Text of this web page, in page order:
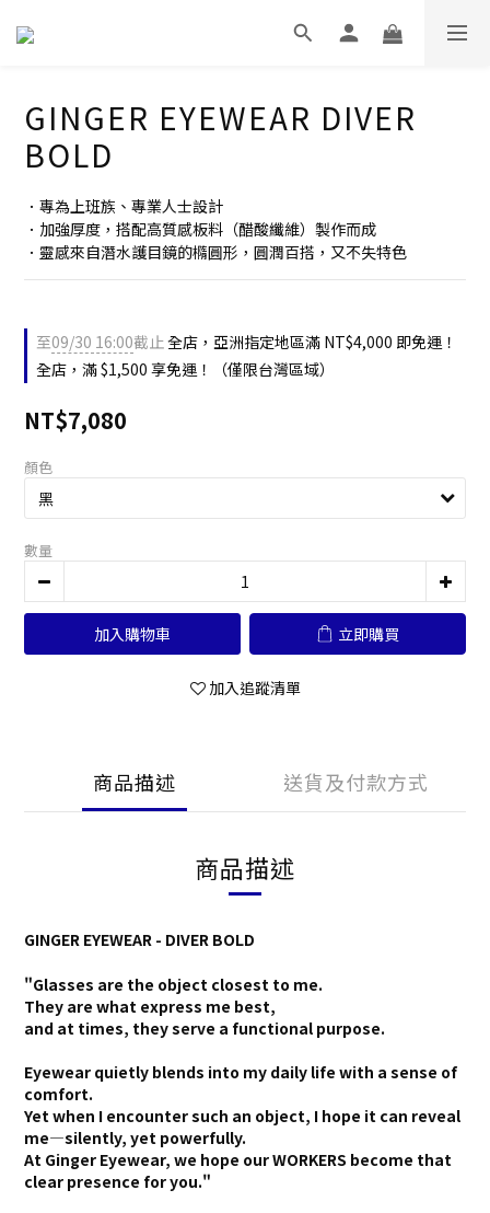
GINGER EYEWEAR DIVER
BOLD
．專為上班族、專業人士設計
．加強厚度，搭配高質感板料（醋酸纖維）製作而成
．靈感來自潛水護目鏡的橢圓形，圓潤百搭，又不失特色
至09/30 16:00截止全店，亞洲指定地區滿 NT$4,000 即免運！
全店，滿 $1,500 享免運！（僅限台灣區域）
NT$7,080
顏色
數量
加入購物車 立即購買
加入追蹤清單
商品描述 送貨及付款方式
商品描述
GINGER EYEWEAR - DIVER BOLD
"Glasses are the object closest to me.
They are what express me best,
and at times, they serve a functional purpose.
Eyewear quietly blends into my daily life with a sense of
comfort.
Yet when I encounter such an object, I hope it can reveal
me—silently, yet powerfully.
At Ginger Eyewear, we hope our WORKERS become that
clear presence for you."